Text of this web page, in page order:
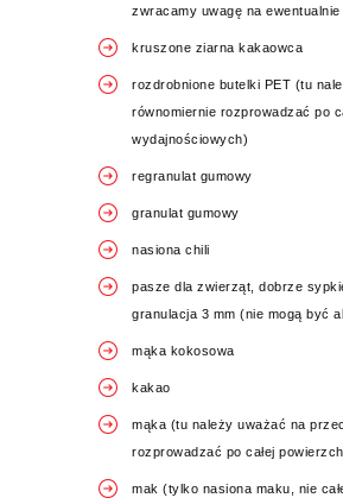
zwracamy uwagę na
kruszone ziarna kakaowca
rozdrobnione butelki PET (tu
równomiernie rozprowadzać po
wydajnościowych)
regranulat gumowy
granulat gumowy
nasiona chili
pasze dla zwierząt, dobrze
granulacja 3 mm (nie mogą być
mąka kokosowa
kakao
mąka (tu należy uważać na
rozprowadzać po całej
mak (tylko nasiona maku, nie